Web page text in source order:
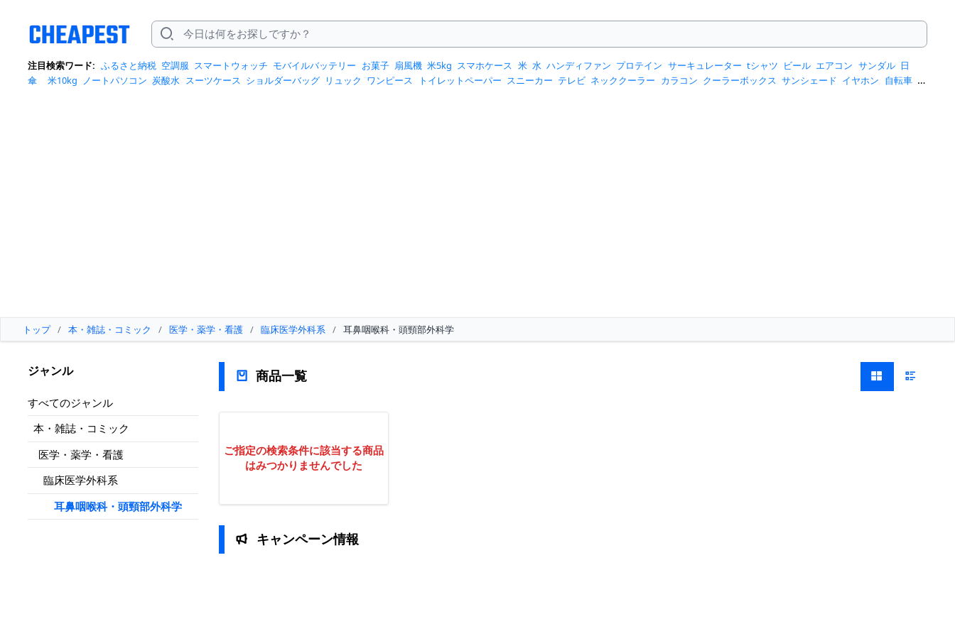
注目検索ワード: ふるさと納税 空調服 スマートウォッチ モバイルバッテリー お菓子 扇風機 米5kg スマホケース 米 水 ハンディファン プロテイン サーキュレーター tシャツ ビール エアコン サンダル 日
傘
米10kg ノートパソコン 炭酸水 スーツケース ショルダーバッグ リュック ワンピース トイレットペーパー スニーカー テレビ ネッククーラー カラコン クーラーボックス サンシェード イヤホン 自転車 ス
トップ / 本・雑誌・コミック / 医学・薬学・看護 / 臨床医学外科系 / 耳鼻咽喉科・頭頸部外科学
ジャンル
すべてのジャンル
本・雑誌・コミック
医学・薬学・看護
臨床医学外科系
耳鼻咽喉科・頭頸部外科学
商品一覧
ご指定の検索条件に該当する商品
はみつかりませんでした
キャンペーン情報